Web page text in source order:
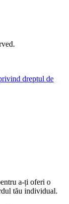
dreptul de
a-ți oferi o
tău individual.